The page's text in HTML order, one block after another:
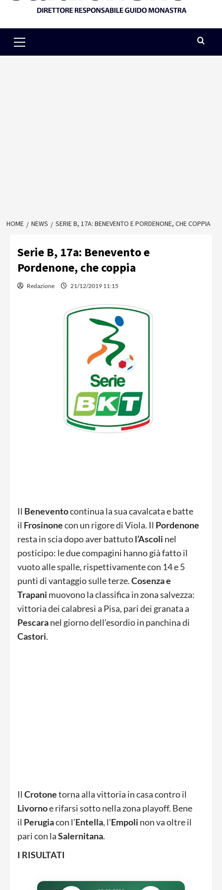
Menu
HOME NEWS SERIE B, 17A: BENEVENTO E PORDENONE, CHE COPPIA
Serie B, 17a: Benevento e
Pordenone, che coppia
Redazione 21/12/2019 11:15
Il Beneventocontinua la sua cavalcata e batte
il Frosinonecon un rigore di Viola. Il Pordenone
resta in scia dopo aver battutol’Ascoli nel
posticipo: le due compagini hanno già fatto il
vuoto alle spalle, rispettivamente con 14 e 5
punti di vantaggio sulle terze.Cosenza e
Trapani muovono la classifica in zona salvezza:
vittoria dei calabresi a Pisa, pari dei granata a
Pescaranel giorno dell’esordio in panchina di
Castori.
Il Crotonetorna alla vittoria in casa contro il
Livornoe rifarsi sotto nella zona playoff. Bene
il Perugiacon l’Entella, l’Empoli non va oltre il
pari con laSalernitana.
I RISULTATI